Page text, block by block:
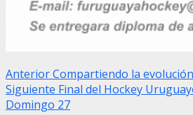
Post
navigation
AnteriorCompartiendo la evolución
Siguiente Final del Hockey
Domingo 27